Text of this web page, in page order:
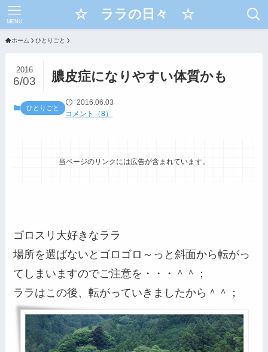
☆ ララの日々 ☆
MENU
ホーム ひとりごと
膿皮症になりやすい体質かも
2016
6/03
ひとりごと
2016.06.03
コメント（8）
当ページのリンクには広告が含まれています。
ゴロスリ大好きなララ
場所を選ばないとゴロゴロ～っと斜面から転がっ
てしまいますのでご注意を・・・＾＾；
ララはこの後、転がっていきましたから＾＾；